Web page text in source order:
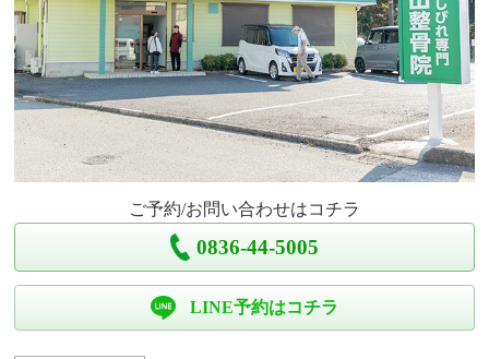
ご予約/お問い合わせはコチラ
0836-44-5005
LINE予約はコチラ